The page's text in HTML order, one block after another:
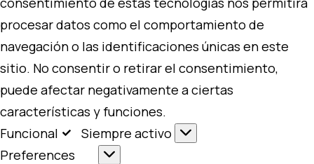
procesar datos como el comportamiento de
navegación o las identificaciones únicas en este
sitio. No consentir o retirar el consentimiento,
puede afectar negativamente a ciertas
características y funciones.
Funcional
Siempre activo
Preferences